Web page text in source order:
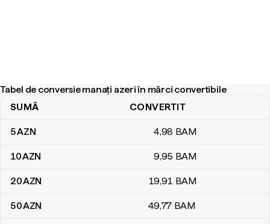
Tabel de conversie manați azeri în mărci convertibile
Tabel de conversie manați azeri în mărci convertibile
SUMĂ CONVERTIT
5AZN 4,98 BAM
10AZN 9,95 BAM
20AZN 19,91 BAM
50AZN 49,77 BAM